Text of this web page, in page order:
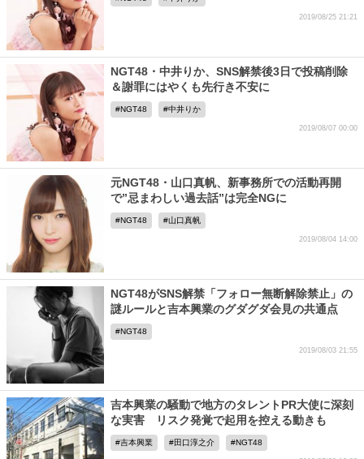
2019/08/25 21:21
NGT48・中井りか、SNS解禁後3日で投稿削除
＆謝罪にはやくも先行き不安に
NGT48 中井りか
2019/08/07 00:00
元NGT48・山口真帆、新事務所での活動再開
で”忌まわしい過去話”は完全NGに
NGT48 山口真帆
2019/08/04 14:00
NGT48がSNS解禁「フォロー無断解除禁止」の
謎ルールと吉本興業のグダグダ会見の共通点
NGT48
2019/08/03 21:55
吉本興業の騒動で地方のタレントPR大使に深刻
な実害 リスク発覚で起用を控える動きも
吉本興業 田口淳之介 NGT48